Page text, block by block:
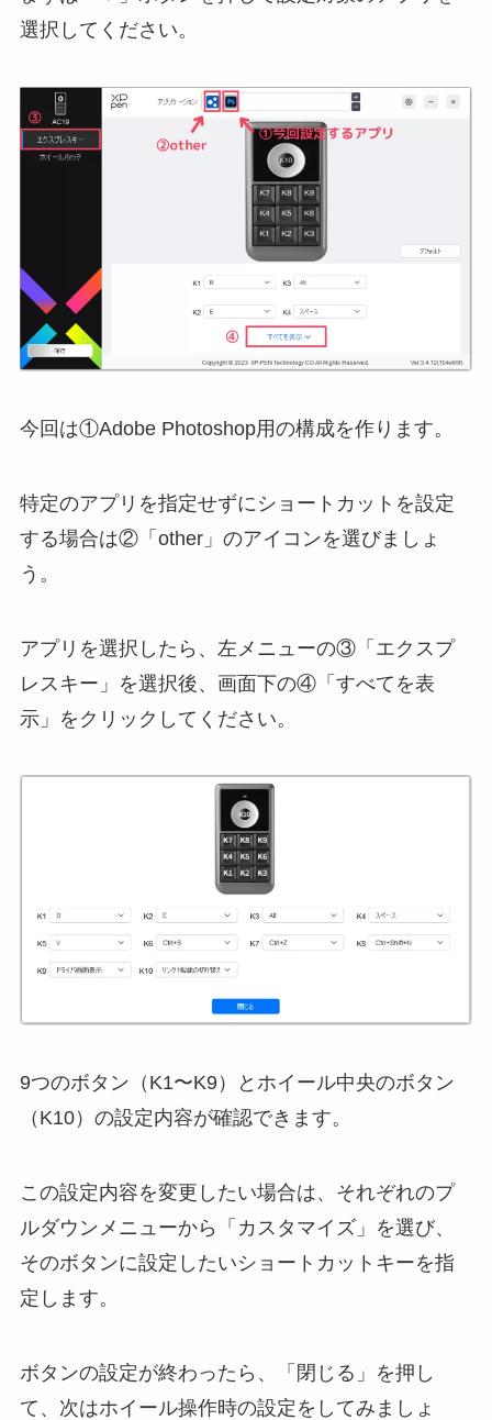
選択してください。
今回は①Adobe Photoshop用の構成を作ります。
特定のアプリを指定せずにショートカットを設定
する場合は②「other」のアイコンを選びましょ
う。
アプリを選択したら、左メニューの③「エクスプ
レスキー」を選択後、画面下の④「すべてを表
示」をクリックしてください。
9つのボタン（K1〜K9）とホイール中央のボタン
（K10）の設定内容が確認できます。
この設定内容を変更したい場合は、それぞれのプ
ルダウンメニューから「カスタマイズ」を選び、
そのボタンに設定したいショートカットキーを指
定します。
ボタンの設定が終わったら、「閉じる」を押し
て、次はホイール操作時の設定をしてみましょ